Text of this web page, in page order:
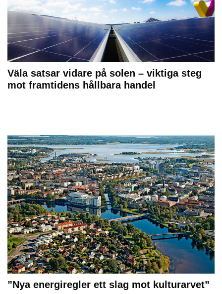
Väla satsar vidare på solen – viktiga steg
mot framtidens hållbara handel
”Nya energiregler ett slag mot kulturarvet”